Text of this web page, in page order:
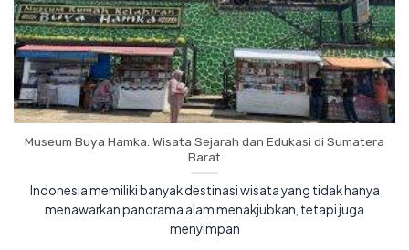
Museum Buya Hamka: Wisata Sejarah dan Edukasi di Sumatera
Barat
Indonesia memiliki banyak destinasi wisata yang tidak hanya
menawarkan panorama alam menakjubkan, tetapi juga
menyimpan